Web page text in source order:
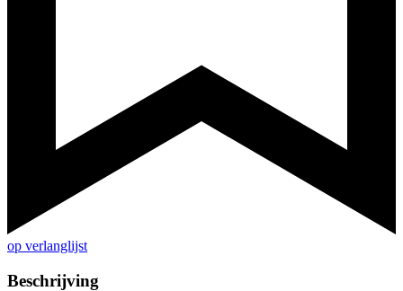
op verlanglijst
Beschrijving